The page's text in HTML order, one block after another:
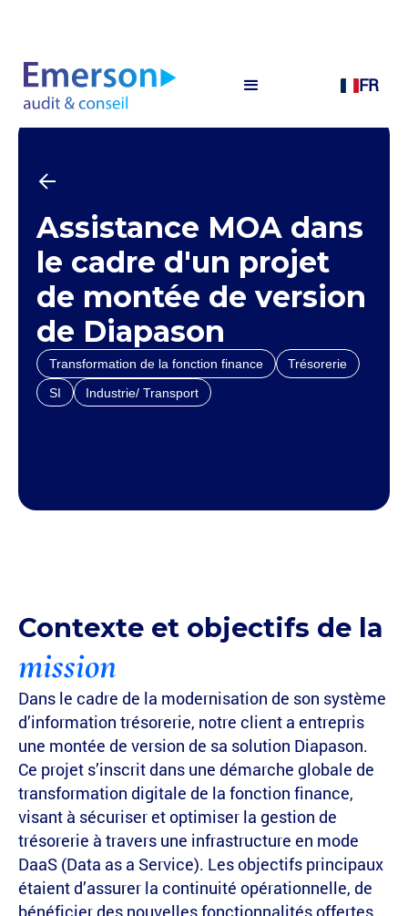
FR
Assistance MOA dans
le cadre d'un projet
de montée de version
de Diapason
Transformation de la fonction finance
Trésorerie
SI
Industrie/ Transport
Contexte et objectifs de la
mission
Dans le cadre de la modernisation de son système
d’information trésorerie, notre client a entrepris
une montée de version de sa solution Diapason.
Ce projet s’inscrit dans une démarche globale de
transformation digitale de la fonction finance,
visant à sécuriser et optimiser la gestion de
trésorerie à travers une infrastructure en mode
DaaS (Data as a Service). Les objectifs principaux
étaient d’assurer la continuité opérationnelle, de